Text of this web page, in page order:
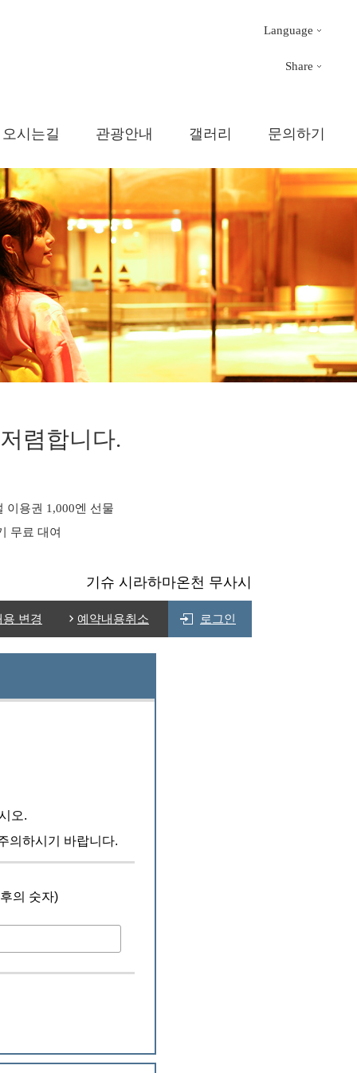
문의하기
갤러리
관광안내
오시는길
Language
Share
렴합니다.
이용권 1,000엔 선물
무료 대여
기슈 시라하마온천 무사시
변경 예약내용취소 로그인
오.
의하시기 바랍니다.
의 숫자)